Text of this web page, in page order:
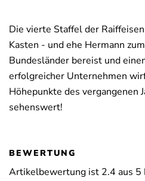
Die vierte Staffel der
Kasten - und ehe Hermann
Bundesländer bereist und
erfolgreicher Unternehmen
Höhepunkte des vergangenen
sehenswert!
BEWERTUNG
Artikelbewertung ist 2.4 aus 5